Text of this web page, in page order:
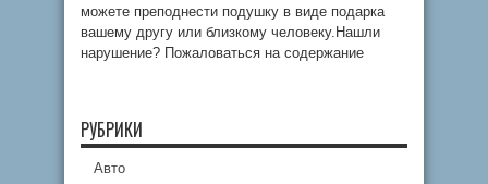
можете преподнести подушку в виде подарка
вашему другу или близкому человеку.Нашли
нарушение? Пожаловаться на содержание
РУБРИКИ
Авто